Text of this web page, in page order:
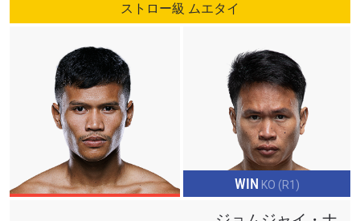
ストロー級 ムエタイ
WIN KO (R1)